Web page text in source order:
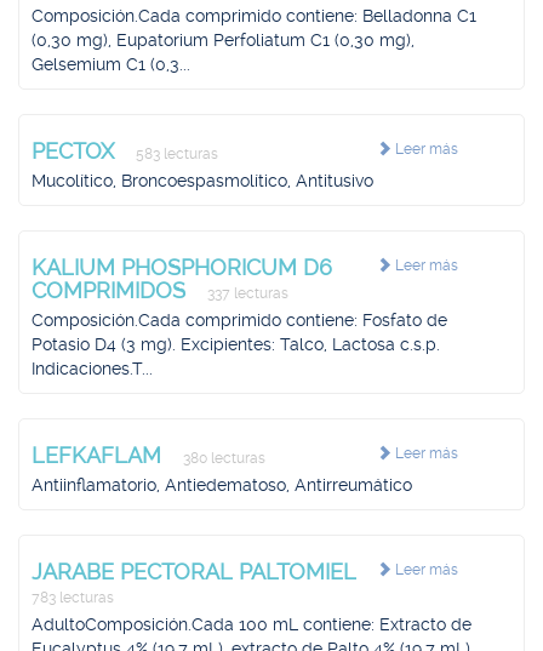
Composición.Cada comprimido contiene: Belladonna C1
(0,30 mg), Eupatorium Perfoliatum C1 (0,30 mg),
Gelsemium C1 (0,3...
Leer más
PECTOX 583 lecturas
Mucolítico, Broncoespasmolítico, Antitusivo
Leer más
KALIUM PHOSPHORICUM D6
COMPRIMIDOS
337 lecturas
Composición.Cada comprimido contiene: Fosfato de
Potasio D4 (3 mg). Excipientes: Talco, Lactosa c.s.p.
Indicaciones.T...
Leer más
LEFKAFLAM 380 lecturas
Antiinflamatorio, Antiedematoso, Antirreumático
Leer más
JARABE PECTORAL PALTOMIEL
783 lecturas
AdultoComposición.Cada 100 mL contiene: Extracto de